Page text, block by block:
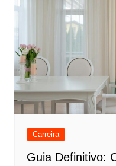
Carreira
Guia Definitivo: